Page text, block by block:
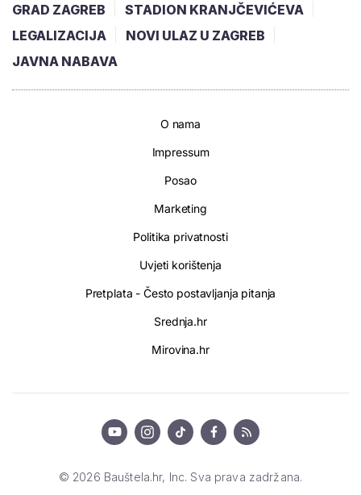
GRAD ZAGREB
STADION KRANJČEVIĆEVA
LEGALIZACIJA
NOVI ULAZ U ZAGREB
JAVNA NABAVA
O nama
Impressum
Posao
Marketing
Politika privatnosti
Uvjeti korištenja
Pretplata - Često postavljanja pitanja
Srednja.hr
Mirovina.hr
© 2026 Bauštela.hr, Inc. Sva prava zadržana.